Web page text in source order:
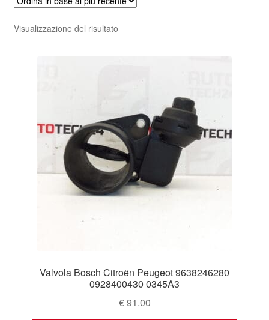
Visualizzazione del risultato
Valvola Bosch Citroën Peugeot 9638246280
0928400430 0345A3
€91.00